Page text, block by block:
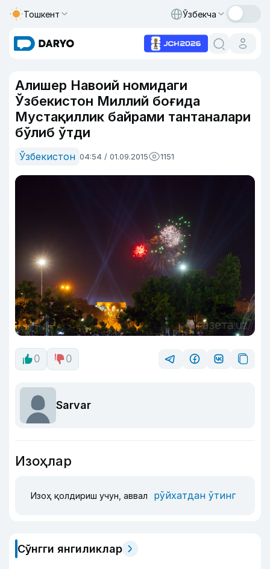
Тошкент Ўзбекча
Алишер Навоий номидаги
Ўзбекистон Миллий боғида
Мустақиллик байрами тантаналари
бўлиб ўтди
Ўзбекистон 04:54 / 01.09.2015 1151
0 0
Sarvar
Изоҳлар
Изоҳ қолдириш учун, аввал рўйхатдан ўтинг
Сўнгги янгиликлар